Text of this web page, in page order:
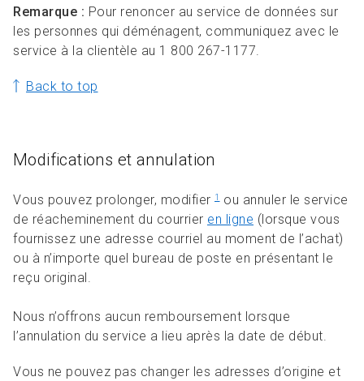
Remarque : Pour renoncer au service de données sur
les personnes qui déménagent, communiquez avec le
service à la clientèle au 1 800 267-1177.
Back to top
Modifications et annulation
Vous pouvez prolonger, modifier 1 ou annuler le service
de réacheminement du courrier en ligne (lorsque vous
fournissez une adresse courriel au moment de l’achat)
ou à n’importe quel bureau de poste en présentant le
reçu original.
Nous n’offrons aucun remboursement lorsque
l’annulation du service a lieu après la date de début.
Vous ne pouvez pas changer les adresses d’origine et